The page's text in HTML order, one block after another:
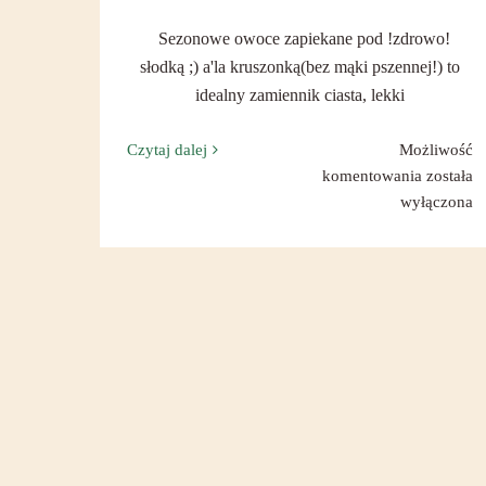
Sezonowe owoce zapiekane pod !zdrowo!
słodką ;) a'la kruszonką(bez mąki pszennej!) to
idealny zamiennik ciasta, lekki
Czytaj dalej
Możliwość
komentowania Owoce
pod
(crumble
została
wyłączona